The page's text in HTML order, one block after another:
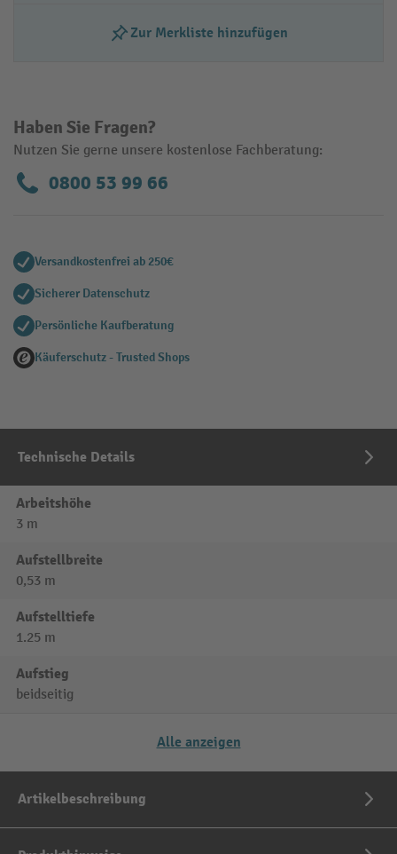
Zur Merkliste hinzufügen
Haben Sie Fragen?
Nutzen Sie gerne unsere kostenlose Fachberatung:
0800 53 99 66
Versandkostenfrei ab 250€
Sicherer Datenschutz
Persönliche Kaufberatung
Käuferschutz - Trusted Shops
Technische Details
Arbeitshöhe
3 m
Aufstellbreite
0,53 m
Aufstelltiefe
1.25 m
Aufstieg
beidseitig
Alle anzeigen
Artikelbeschreibung